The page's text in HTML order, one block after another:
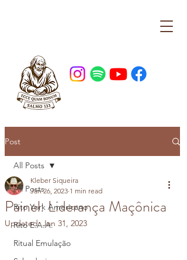
Post
All Posts
Rito York Americano
Rito E.A.A.
Ritual Emulação
All Posts
Painel: Liderança Maçônica
Kleber Siqueira
Jan 26, 2023 1 min read
Updated:Jan 31, 2023